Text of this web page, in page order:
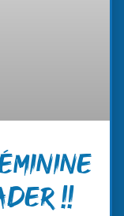
!!